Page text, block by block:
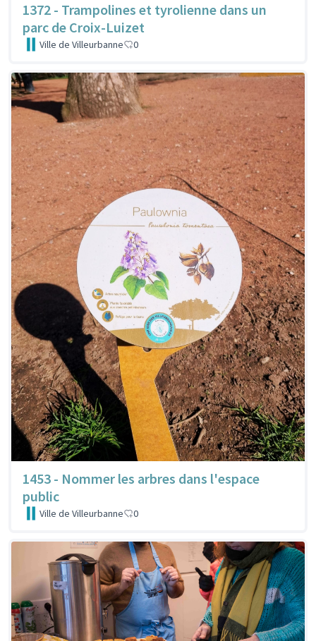
1372 - Trampolines et tyrolienne dans un
parc de Croix-Luizet
Ville de Villeurbanne 0
1453 - Nommer les arbres dans l'espace
public
Ville de Villeurbanne 0